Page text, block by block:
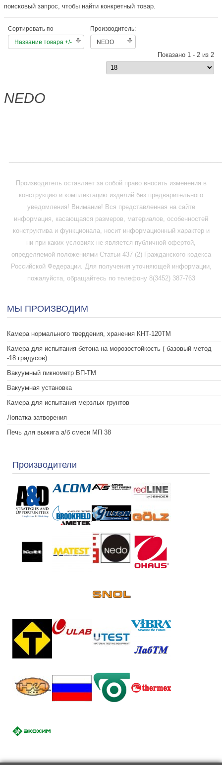
поисковый запрос, чтобы найти конкретный товар.
Сортировать по
Название товара +/-
Производитель:
NEDO
Показано 1 - 2 из 2
NEDO
Производитель оставляет за собой право вносить изменения в
конструкцию и комплектацию изделий без предварительного
уведомления! Внимание! Вся представленная на сайте
информация, касающаяся размеров, материалов, особенностей
конструктива и функционала, носит информационный характер и
ни при каких условиях не является публичной офертой,
определяемой положениями Статьи 437 (2) Гражданского кодекса
Российской Федерации. Для получения уточняющей информации,
пожалуйста, обращайтесь по телефону 8(3452) 387-763
МЫ ПРОИЗВОДИМ
Камера нормального твердения, хранения КНТ-120ТМ
Камера для испытания бетона на морозостойкость ( базовый метод
-18 градусов)
Вакуумный пикнометр ВП-ТМ
Вакуумная установка
Камера для испытания мерзлых грунтов
Лопатка затворения
Печь для выжига а/б смеси МП 38
Производители